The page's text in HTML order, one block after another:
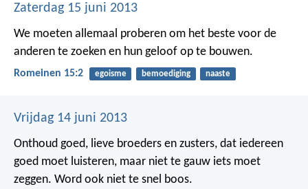
Zaterdag 15 juni 2013
We moeten allemaal proberen om het beste voor de
anderen te zoeken en hun geloof op te bouwen.
Romeinen 15:2 egoisme bemoediging naaste
Vrijdag 14 juni 2013
Onthoud goed, lieve broeders en zusters, dat iedereen
goed moet luisteren, maar niet te gauw iets moet
zeggen. Word ook niet te snel boos.